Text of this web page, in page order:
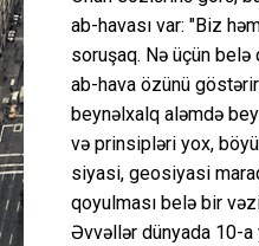
ab-havası var: "Biz
soruşaq. Nə üçün
ab-hava özünü
beynəlxalq aləmdə
və prinsipləri yox,
siyasi, geosiyasi
qoyulması belə bir
Əvvəllər dünyada 10-a